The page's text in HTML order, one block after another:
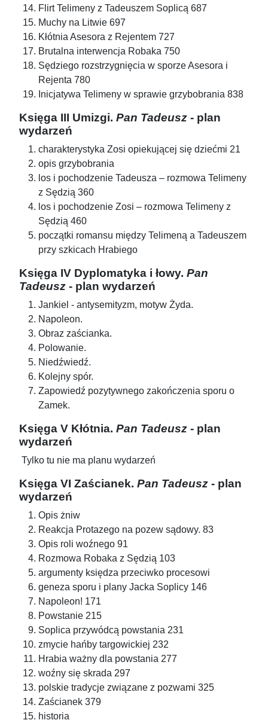
Flirt Telimeny z Tadeuszem Soplicą 687
Muchy na Litwie 697
Kłótnia Asesora z Rejentem 727
Brutalna interwencja Robaka 750
Sędziego rozstrzygnięcia w sporze Asesora i
Rejenta 780
Inicjatywa Telimeny w sprawie grzybobrania 838
Księga III Umizgi. Pan Tadeusz - plan
wydarzeń
charakterystyka Zosi opiekującej się dziećmi 21
opis grzybobrania
los i pochodzenie Tadeusza – rozmowa Telimeny
z Sędzią 360
los i pochodzenie Zosi – rozmowa Telimeny z
Sędzią 460
początki romansu między Telimeną a Tadeuszem
przy szkicach Hrabiego
Księga IV Dyplomatyka i łowy. Pan
Tadeusz - plan wydarzeń
Jankiel - antysemityzm, motyw Żyda.
Napoleon.
Obraz zaścianka.
Polowanie.
Niedźwiedź.
Kolejny spór.
Zapowiedź pozytywnego zakończenia sporu o
Zamek.
Księga V Kłótnia. Pan Tadeusz - plan
wydarzeń
Tylko tu nie ma planu wydarzeń
Księga VI Zaścianek. Pan Tadeusz - plan
wydarzeń
Opis żniw
Reakcja Protazego na pozew sądowy. 83
Opis roli woźnego 91
Rozmowa Robaka z Sędzią 103
argumenty księdza przeciwko procesowi
geneza sporu i plany Jacka Soplicy 146
Napoleon! 171
Powstanie 215
Soplica przywódcą powstania 231
zmycie hańby targowickiej 232
Hrabia ważny dla powstania 277
woźny się skrada 297
polskie tradycje związane z pozwami 325
Zaścianek 379
historia